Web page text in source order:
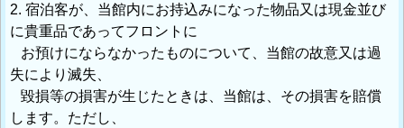
2. 宿泊客が、当館内にお持込みになった物品又は現金並び
に貴重品であってフロントに
お預けにならなかったものについて、当館の故意又は過
失により滅失、
毀損等の損害が生じたときは、当館は、その損害を賠償
します。ただし、